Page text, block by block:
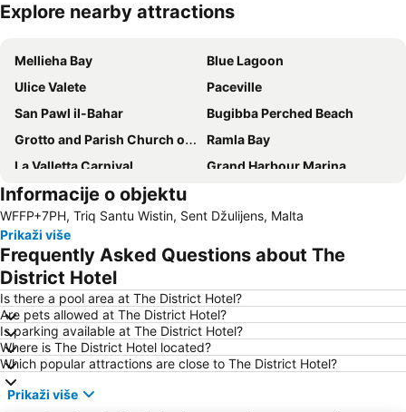
Explore nearby attractions
Mellieha Bay
Blue Lagoon
Ulice Valete
Paceville
San Pawl il-Bahar
Bugibba Perched Beach
Grotto and Parish Church of St Paul
Ramla Bay
La Valletta Carnival
Grand Harbour Marina
Valletta and Floriana Fortifications
Qawra
Malta International Airport
Ghajn Tuffieha
Informacije o objektu
WFFP+7PH, Triq Santu Wistin, Sent Džulijens, Malta
Prikaži više
Frequently Asked Questions about The
District Hotel
Is there a pool area at The District Hotel?
Are pets allowed at The District Hotel?
Is parking available at The District Hotel?
Where is The District Hotel located?
Which popular attractions are close to The District Hotel?
Prikaži više